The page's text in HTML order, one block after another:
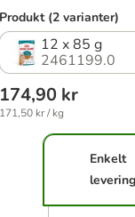
Produkt (2 varianter)
12 x 85 g
2461199.0
174,90 kr
171,50 kr / kg
Enkelt
levering